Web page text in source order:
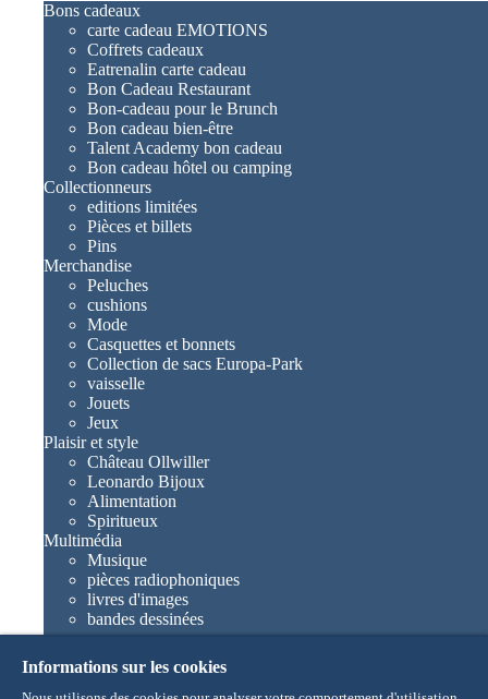
Bons cadeaux
carte cadeau EMOTIONS
Coffrets cadeaux
Eatrenalin carte cadeau
Bon Cadeau Restaurant
Bon-cadeau pour le Brunch
Bon cadeau bien-être
Talent Academy bon cadeau
Bon cadeau hôtel ou camping
Collectionneurs
editions limitées
Pièces et billets
Pins
Merchandise
Peluches
cushions
Mode
Casquettes et bonnets
Collection de sacs Europa-Park
vaisselle
Jouets
Jeux
Plaisir et style
Château Ollwiller
Leonardo Bijoux
Alimentation
Spiritueux
Multimédia
Musique
pièces radiophoniques
livres d'images
bandes dessinées
Europa-Park livres
Jeux et films
Informations sur les cookies